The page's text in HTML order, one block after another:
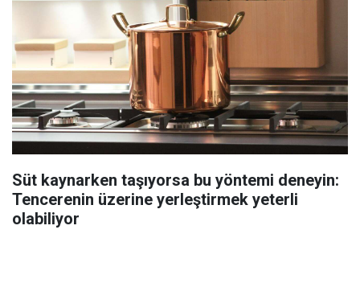
Süt kaynarken taşıyorsa bu yöntemi deneyin:
Tencerenin üzerine yerleştirmek yeterli
olabiliyor